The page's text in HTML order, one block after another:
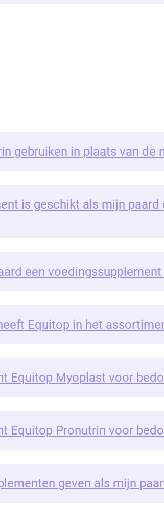
gebruiken in plaats van de
is geschikt als mijn paard
een voedingssupplement
Equitop in het
Equitop Myoplast voor
Equitop Pronutrin voor
geven als mijn